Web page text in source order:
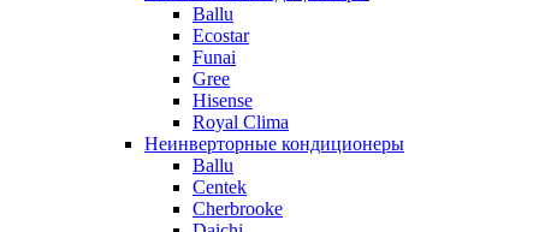
Ballu
Ecostar
Funai
Gree
Hisense
Royal Clima
Неинверторные кондиционеры
Ballu
Centek
Cherbrooke